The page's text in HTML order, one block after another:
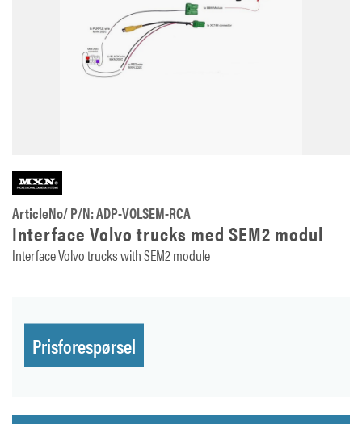
ArticleNo/ P/N: ADP-VOLSEM-RCA
Interface Volvo trucks med SEM2 modul
Interface Volvo trucks with SEM2 module
Prisforespørsel